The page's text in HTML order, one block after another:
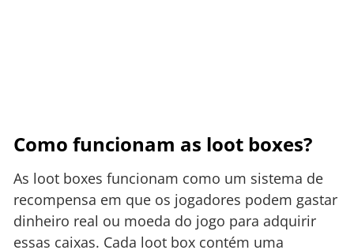
Como funcionam as loot boxes?
As loot boxes funcionam como um sistema de
recompensa em que os jogadores podem gastar
dinheiro real ou moeda do jogo para adquirir
essas caixas. Cada loot box contém uma